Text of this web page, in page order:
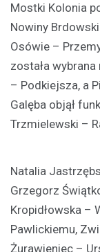
Mostki Kolonia
Nowiny
Osówie –
została wybrana
– Podkiejsza, a
Galęba objął
Trzmielewski –
Natalia
Grzegorz
Kropidłowska –
Pawlickiemu,
Żurawieniec –